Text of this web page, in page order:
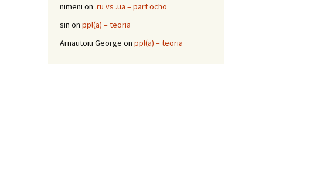
nimeni on .ru vs .ua – part ocho
sin on ppl(a) – teoria
Arnautoiu George on ppl(a) – teoria